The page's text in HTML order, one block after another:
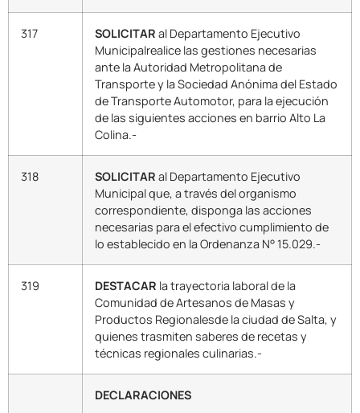
317 SOLICITAR al Departamento Ejecutivo
Municipalrealice las gestiones necesarias
ante la Autoridad Metropolitana de
Transporte y la Sociedad Anónima del Estado
de Transporte Automotor, para la ejecución
de las siguientes acciones en barrio Alto La
Colina.-
318 SOLICITAR al Departamento Ejecutivo
Municipal que, a través del organismo
correspondiente, disponga las acciones
necesarias para el efectivo cumplimiento de
lo establecido en la Ordenanza N° 15.029.-
319 DESTACAR la trayectoria laboral de la
Comunidad de Artesanos de Masas y
Productos Regionalesde la ciudad de Salta, y
quienes trasmiten saberes de recetas y
técnicas regionales culinarias.-
DECLARACIONES